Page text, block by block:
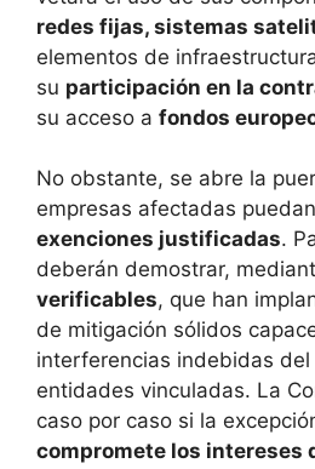
redes fijas, sistemas
elementos de
su participación en la
su acceso a fondos
No obstante, se abre la
empresas afectadas
exenciones justificadas.
deberán demostrar,
verificables, que han
de mitigación sólidos
interferencias indebidas
entidades vinculadas. La
caso por caso si la
compromete los intereses